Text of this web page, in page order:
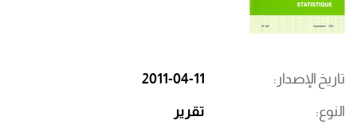
تاريخ الإصدار 2011-04-11
النوع تقرير